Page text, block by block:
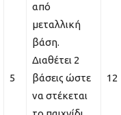
5
από
μεταλλική
βάση.
Διαθέτει 2
βάσεις ώστε
να στέκεται
12